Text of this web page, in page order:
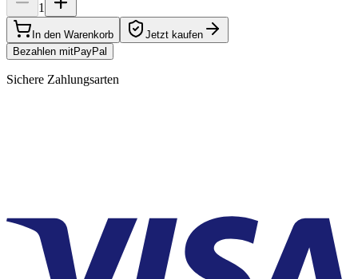
1
In den Warenkorb
Jetzt kaufen
Bezahlen mitPayPal
Sichere Zahlungsarten